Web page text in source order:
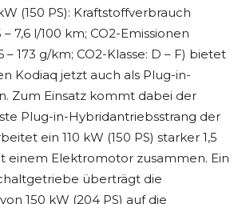
(150 PS): Kraftstoffverbrauch
7,6 l/100 km; CO2-Emissionen
– 173 g/km; CO2-Klasse: D – F) bietet
Kodiaq jetzt auch als Plug-in-
Zum Einsatz kommt dabei der
Plug-in-Hybridantriebsstrang der
ein 110 kW (150 PS) starker 1,5
einem Elektromotor zusammen. Ein
überträgt die
150 kW (204 PS) auf die